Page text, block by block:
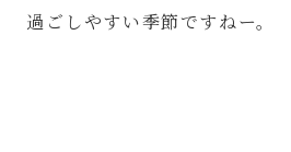
過ごしやすい季節ですねー。